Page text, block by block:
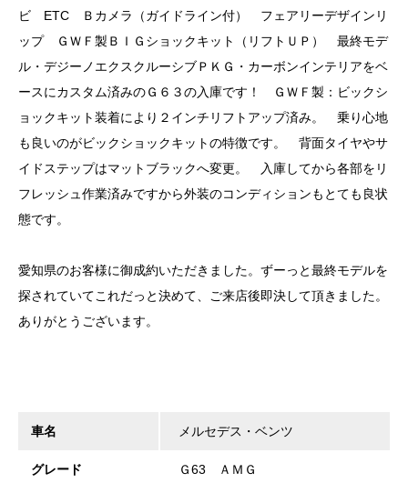
ビ ETC Ｂカメラ（ガイドライン付） フェアリーデザインリ
ップ ＧＷＦ製ＢＩＧショックキット（リフトＵＰ） 最終モデ
ル・デジーノエクスクルーシブＰＫＧ・カーボンインテリアをベ
ースにカスタム済みのＧ６３の入庫です！ ＧＷＦ製：ビックシ
ョックキット装着により２インチリフトアップ済み。 乗り心地
も良いのがビックショックキットの特徴です。 背面タイヤやサ
イドステップはマットブラックへ変更。 入庫してから各部をリ
フレッシュ作業済みですから外装のコンディションもとても良状
態です。
愛知県のお客様に御成約いただきました。ずーっと最終モデルを
探されていてこれだっと決めて、ご来店後即決して頂きました。
ありがとうございます。
車名 メルセデス・ベンツ
グレード Ｇ63 ＡＭＧ